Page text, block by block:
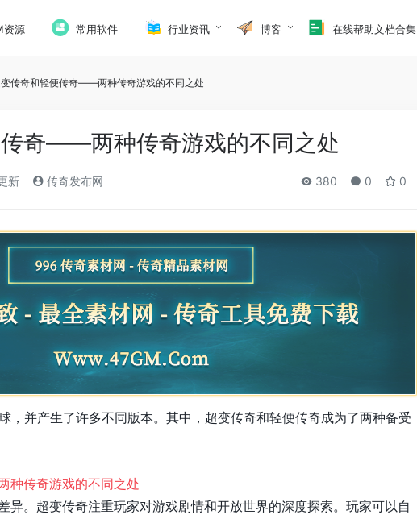
资源 常用软件 行业资讯 博客 在线帮助文档合集
变传奇和轻便传奇——两种传奇游戏的不同之处
奇——两种传奇游戏的不同之处
新 传奇发布网 380 0 0
，并产生了许多不同版本。其中，超变传奇和轻便传奇成为了两种备受
异。超变传奇注重玩家对游戏剧情和开放世界的深度探索。玩家可以自